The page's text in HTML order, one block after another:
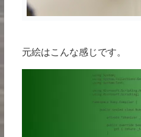
元絵はこんな感じです。